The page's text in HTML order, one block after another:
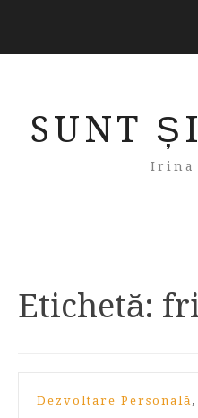
SUNT
Irina
Etichetă:
Dezvoltare Personală,